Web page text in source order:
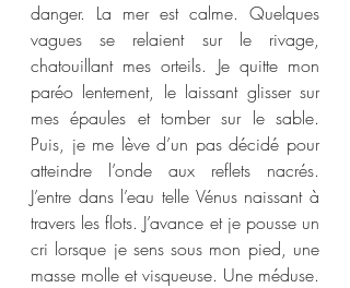
danger. La mer est calme. Quelques
vagues se relaient sur le rivage,
chatouillant mes orteils. Je quitte mon
paréo lentement, le laissant glisser sur
mes épaules et tomber sur le sable.
Puis, je me lève d’un pas décidé pour
atteindre l’onde aux reflets nacrés.
J’entre dans l’eau telle Vénus naissant à
travers les flots. J’avance et je pousse un
cri lorsque je sens sous mon pied, une
masse molle et visqueuse. Une méduse.